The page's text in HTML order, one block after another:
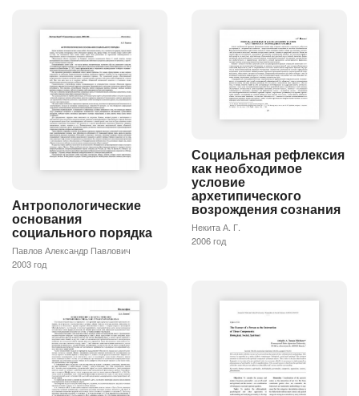
Антропологические
основания
социального порядка
Павлов Александр Павлович
2003 год
Социальная рефлексия
как необходимое
условие
архетипического
возрождения сознания
Некита А. Г.
2006 год